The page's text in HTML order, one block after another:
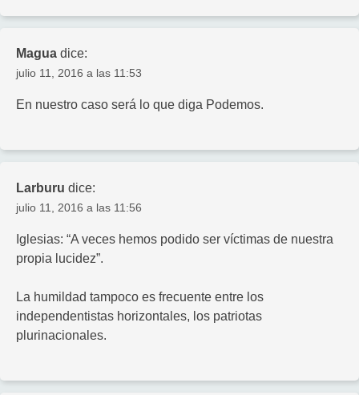
Magua dice:
julio 11, 2016 a las 11:53
En nuestro caso será lo que diga Podemos.
Larburu dice:
julio 11, 2016 a las 11:56
Iglesias: “A veces hemos podido ser víctimas de nuestra
propia lucidez”.
La humildad tampoco es frecuente entre los
independentistas horizontales, los patriotas
plurinacionales.